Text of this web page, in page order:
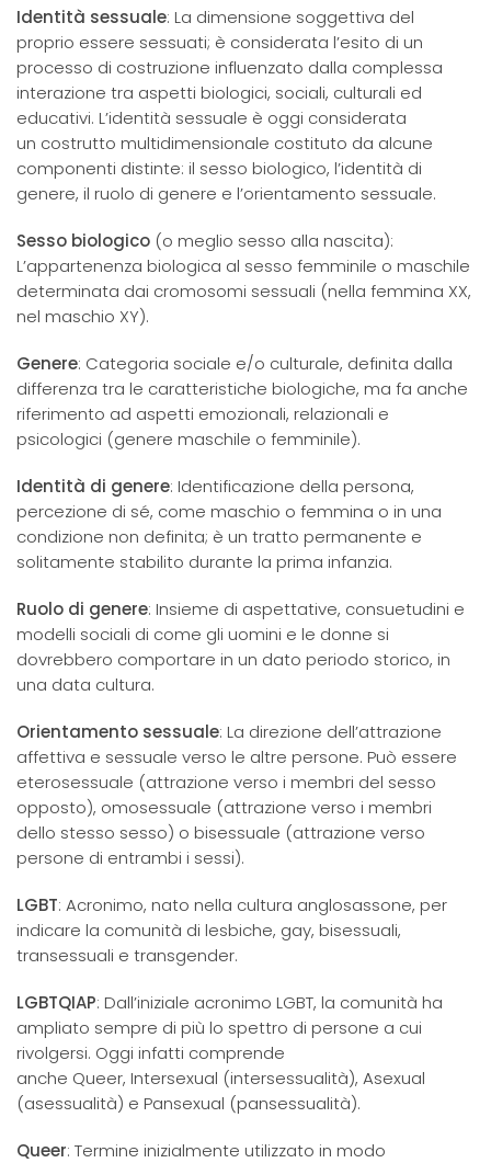
Identità sessuale: La dimensione soggettiva del
proprio essere sessuati; è considerata l’esito di un
processo di costruzione influenzato dalla complessa
interazione tra aspetti biologici, sociali, culturali ed
educativi. L’identità sessuale è oggi considerata
un costrutto multidimensionale costituto da alcune
componenti distinte: il sesso biologico, l’identità di
genere, il ruolo di genere e l’orientamento sessuale.
Sesso biologico (o meglio sesso alla nascita):
L’appartenenza biologica al sesso femminile o maschile
determinata dai cromosomi sessuali (nella femmina XX,
nel maschio XY).
Genere: Categoria sociale e/o culturale, definita dalla
differenza tra le caratteristiche biologiche, ma fa anche
riferimento ad aspetti emozionali, relazionali e
psicologici (genere maschile o femminile).
Identità di genere: Identificazione della persona,
percezione di sé, come maschio o femmina o in una
condizione non definita; è un tratto permanente e
solitamente stabilito durante la prima infanzia.
Ruolo di genere: Insieme di aspettative, consuetudini e
modelli sociali di come gli uomini e le donne si
dovrebbero comportare in un dato periodo storico, in
una data cultura.
Orientamento sessuale: La direzione dell’attrazione
affettiva e sessuale verso le altre persone. Può essere
eterosessuale (attrazione verso i membri del sesso
opposto), omosessuale (attrazione verso i membri
dello stesso sesso) o bisessuale (attrazione verso
persone di entrambi i sessi).
LGBT: Acronimo, nato nella cultura anglosassone, per
indicare la comunità di lesbiche, gay, bisessuali,
transessuali e transgender.
LGBTQIAP: Dall’iniziale acronimo LGBT, la comunità ha
ampliato sempre di più lo spettro di persone a cui
rivolgersi. Oggi infatti comprende
anche Queer, Intersexual (intersessualità), Asexual
(asessualità) e Pansexual (pansessualità).
Queer: Termine inizialmente utilizzato in modo